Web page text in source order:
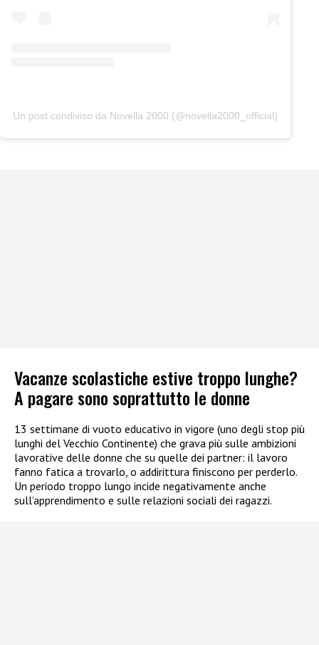
Un post condiviso da Novella 2000 (@novella2000_official)
Vacanze scolastiche estive troppo lunghe?
A pagare sono soprattutto le donne
13 settimane di vuoto educativo in vigore (uno degli stop più
lunghi del Vecchio Continente) che grava più sulle ambizioni
lavorative delle donne che su quelle dei partner: il lavoro
fanno fatica a trovarlo, o addirittura finiscono per perderlo.
Un periodo troppo lungo incide negativamente anche
sull’apprendimento e sulle relazioni sociali dei ragazzi.